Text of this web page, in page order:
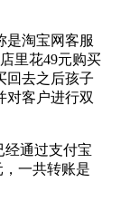
淘宝网客服
里花49元购买
回去之后孩子
对客户进行双
通过支付宝
，一共转账是